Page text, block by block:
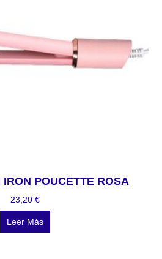
POUCETTE ROSA
23,20 €
Leer Más